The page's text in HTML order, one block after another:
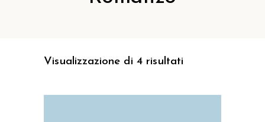
Visualizzazione di 4 risultati